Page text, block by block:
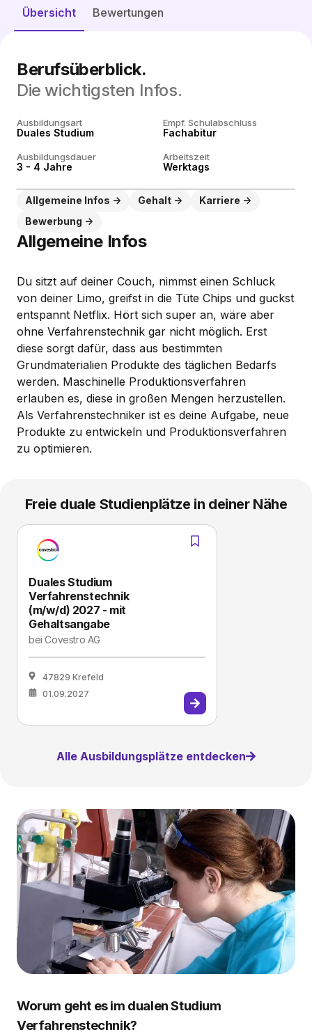
Übersicht BewertungenÄhnliche Stellen entdecken
Berufsüberblick.
Die wichtigsten Infos.
Ausbildungsart
Duales Studium
Empf. Schulabschluss
Fachabitur
Ausbildungsdauer
3 - 4 Jahre
Arbeitszeit
Werktags
Allgemeine Infos Gehalt
Karriere
Bewerbung
Allgemeine Infos
Du sitzt auf deiner Couch, nimmst einen Schluck
von deiner Limo, greifst in die Tüte Chips und guckst
entspannt Netflix. Hört sich super an, wäre aber
ohne Verfahrenstechnik gar nicht möglich. Erst
diese sorgt dafür, dass aus bestimmten
Grundmaterialien Produkte des täglichen Bedarfs
werden. Maschinelle Produktionsverfahren
erlauben es, diese in großen Mengen herzustellen.
Als Verfahrenstechniker ist es deine Aufgabe, neue
Produkte zu entwickeln und Produktionsverfahren
zu optimieren.
Freie duale Studienplätze in deiner Nähe
Duales Studium
Verfahrenstechnik
(m/w/d) 2027 - mit
Gehaltsangabe
beiCovestro AG
47829 Krefeld
01.09.2027
Alle Ausbildungsplätze entdecken
Worum geht es im dualen Studium
Verfahrenstechnik?